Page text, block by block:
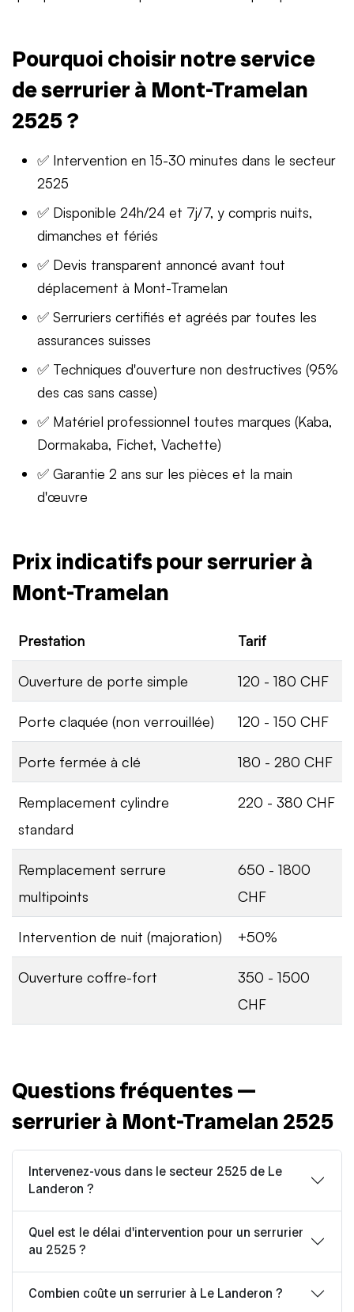
Pourquoi choisir notre service
de serrurier à Mont-Tramelan
2525 ?
✅ Intervention en 15-30 minutes dans le secteur
2525
✅ Disponible 24h/24 et 7j/7, y compris nuits,
dimanches et fériés
✅ Devis transparent annoncé avant tout
déplacement à Mont-Tramelan
✅ Serruriers certifiés et agréés par toutes les
assurances suisses
✅ Techniques d'ouverture non destructives (95%
des cas sans casse)
✅ Matériel professionnel toutes marques (Kaba,
Dormakaba, Fichet, Vachette)
✅ Garantie 2 ans sur les pièces et la main
d'œuvre
Prix indicatifs pour serrurier à
Mont-Tramelan
Prestation Tarif
Ouverture de porte simple 120 - 180 CHF
Porte claquée (non verrouillée) 120 - 150 CHF
Porte fermée à clé 180 - 280 CHF
Remplacement cylindre
standard
220 - 380 CHF
Remplacement serrure
multipoints
650 - 1800
CHF
Intervention de nuit (majoration) +50%
Ouverture coffre-fort
350 - 1500
CHF
Questions fréquentes —
serrurier à Mont-Tramelan 2525
Intervenez-vous dans le secteur 2525 de Le
Landeron ?
Quel est le délai d'intervention pour un serrurier
au 2525 ?
Combien coûte un serrurier à Le Landeron ?